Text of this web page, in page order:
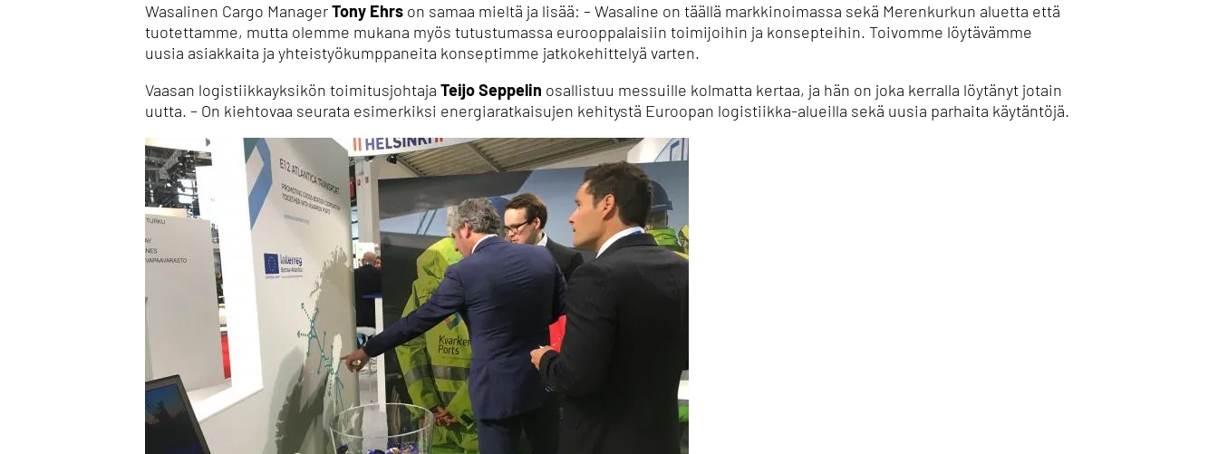
Wasalinen Cargo ManagerTony Ehrs on samaa mieltä ja lisää: – Wasaline on täällä markkinoimassa sekä Merenkurkun aluetta että
tuotettamme, mutta olemme mukana myös tutustumassa eurooppalaisiin toimijoihin ja konsepteihin. Toivomme löytävämme
uusia asiakkaita ja yhteistyökumppaneita konseptimme jatkokehittelyä varten.
Vaasan logistiikkayksikön toimitusjohtaja Teijo Seppelin osallistuu messuille kolmatta kertaa, ja hän on joka kerralla löytänyt jotain
uutta. – On kiehtovaa seurata esimerkiksi energiaratkaisujen kehitystä Euroopan logistiikka-alueilla sekä uusia parhaita käytäntöjä.